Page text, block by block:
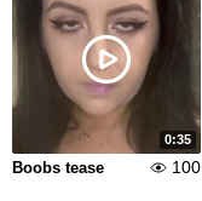
0:35
Boobs tease 100